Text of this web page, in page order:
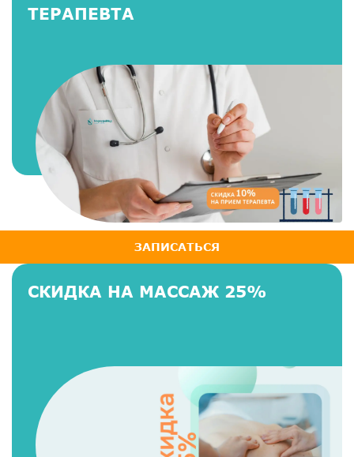
ТЕРАПЕВТА
ЗАПИСАТЬСЯ
СКИДКА НА МАССАЖ 25%